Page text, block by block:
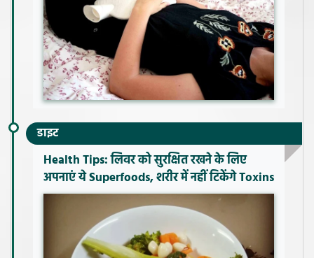
डाइट
Health Tips: लिवर को सुरक्षित रखने के लिए
अपनाएं ये Superfoods, शरीर में नहीं टिकेंगे Toxins